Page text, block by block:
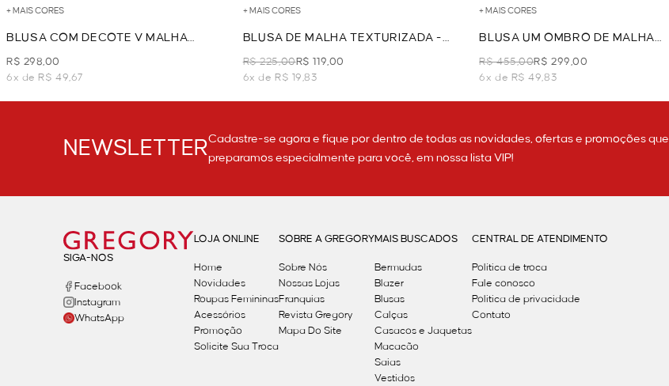
+ MAIS CORES
BLUSA COM DECOTE V MALHA
TEXTURIZADA - AZUL CLARO
R$ 298,00
6x de R$ 49,67
+ MAIS CORES
BLUSA DE MALHA TEXTURIZADA -
AZUL CLARO
R$ 225,00R$ 119,00
6x de R$ 19,83
+ MAIS CORES
BLUSA UM OMBRO DE MALHA
TEXTURIZADA - AZUL
R$ 455,00R$ 299,00
6x de R$ 49,83
NEWSLETTERCadastre-se agora e fique por dentro de todas as novidades, ofertas e promoções que
preparamos especialmente para você, em nossa lista VIP!
SIGA-NOS
Facebook
Instagram
WhatsApp
LOJA ONLINE
Home
Novidades
Roupas Femininas
Acessórios
Promoção
Solicite Sua Troca
SOBRE A GREGORY
Sobre Nós
Nossas Lojas
Franquias
Revista Gregory
Mapa Do Site
MAIS BUSCADOS
Bermudas
Blazer
Blusas
Calças
Casacos e Jaquetas
Macacão
Saias
Vestidos
CENTRAL DE ATENDIMENTO
Política de troca
Fale conosco
Politica de privacidade
Contato